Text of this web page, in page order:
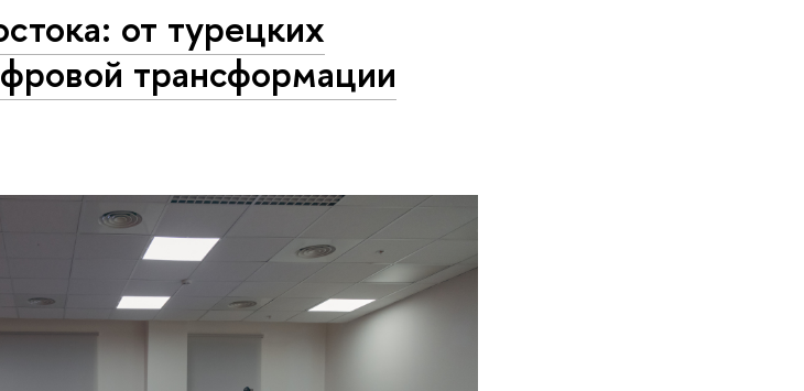
от турецких
трансформации